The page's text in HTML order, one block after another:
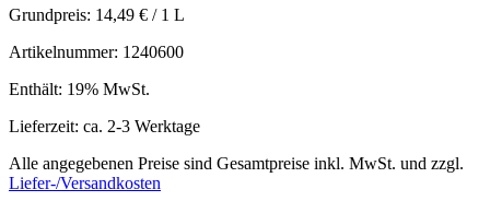
Grundpreis: 14,49 € / 1 L
Artikelnummer: 1240600
Enthält: 19% MwSt.
Lieferzeit: ca. 2-3 Werktage
Alle angegebenen Preise sind Gesamtpreise inkl. MwSt. und zzgl.
Liefer-/Versandkosten